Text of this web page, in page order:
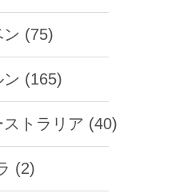
(75)
(165)
トラリア (40)
(2)